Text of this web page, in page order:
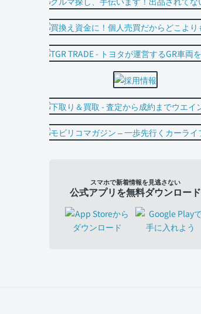
スマホで新着情報を見逃さない
公式アプリを無料ダウンロード